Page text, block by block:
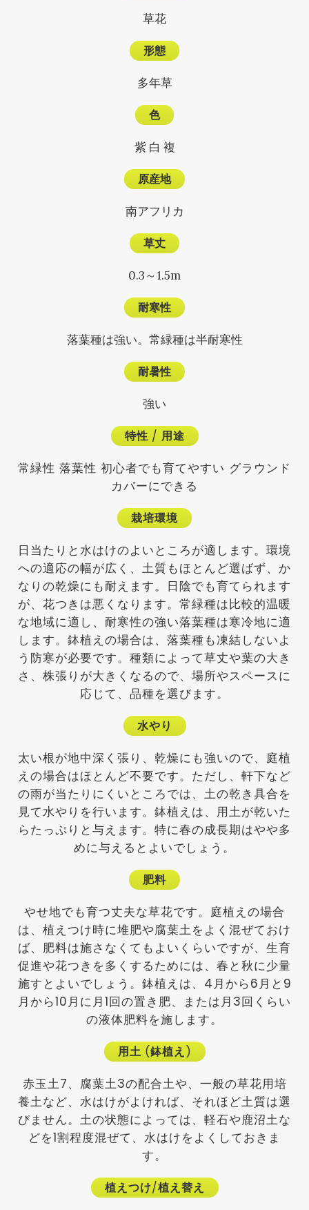
草花
形態
多年草
色
紫 白 複
原産地
南アフリカ
草丈
0.3～1.5m
耐寒性
落葉種は強い。常緑種は半耐寒性
耐暑性
強い
特性/ 用途
常緑性 落葉性 初心者でも育てやすい グラウンド
カバーにできる
栽培環境
日当たりと水はけのよいところが適します。環境
への適応の幅が広く、土質もほとんど選ばず、か
なりの乾燥にも耐えます。日陰でも育てられます
が、花つきは悪くなります。常緑種は比較的温暖
な地域に適し、耐寒性の強い落葉種は寒冷地に適
します。鉢植えの場合は、落葉種も凍結しないよ
う防寒が必要です。種類によって草丈や葉の大き
さ、株張りが大きくなるので、場所やスペースに
応じて、品種を選びます。
水やり
太い根が地中深く張り、乾燥にも強いので、庭植
えの場合はほとんど不要です。ただし、軒下など
の雨が当たりにくいところでは、土の乾き具合を
見て水やりを行います。鉢植えは、用土が乾いた
らたっぷりと与えます。特に春の成長期はやや多
めに与えるとよいでしょう。
肥料
やせ地でも育つ丈夫な草花です。庭植えの場合
は、植えつけ時に堆肥や腐葉土をよく混ぜておけ
ば、肥料は施さなくてもよいくらいですが、生育
促進や花つきを多くするためには、春と秋に少量
施すとよいでしょう。鉢植えは、4月から6月と9
月から10月に月1回の置き肥、または月3回くらい
の液体肥料を施します。
用土 (鉢植え)
赤玉土7、腐葉土3の配合土や、一般の草花用培
養土など、水はけがよければ、それほど土質は選
びません。土の状態によっては、軽石や鹿沼土な
どを1割程度混ぜて、水はけをよくしておきま
す。
植えつけ/植え替え